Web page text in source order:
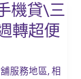
機貸\三
轉超便
服務地區, 相